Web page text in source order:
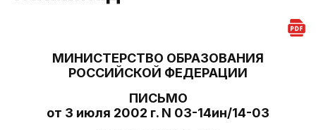
МИНИСТЕРСТВО ОБРАЗОВАНИЯ
РОССИЙСКОЙ ФЕДЕРАЦИИ
ПИСЬМО
от 3 июля 2002 г. N 03-14ин/14-03